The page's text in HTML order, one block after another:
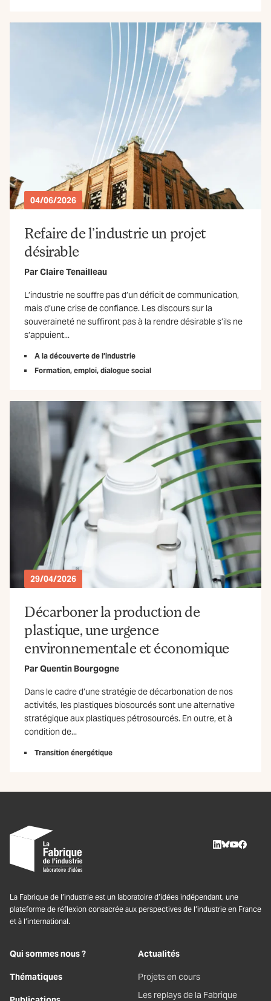
04/06/2026
Refaire de l’industrie un projet
désirable
ParClaire Tenailleau
L’industrie ne souffre pas d’un déficit de communication,
mais d’une crise de confiance. Les discours sur la
souveraineté ne suffiront pas à la rendre désirable s’ils ne
s’appuient...
A la découverte de l’industrie
Formation, emploi, dialogue social
29/04/2026
Décarboner la production de
plastique, une urgence
environnementale et économique
ParQuentin Bourgogne
Dans le cadre d’une stratégie de décarbonation de nos
activités, les plastiques biosourcés sont une alternative
stratégique aux plastiques pétrosourcés. En outre, et à
condition de...
Transition énergétique
La Fabrique de l’industrie est un laboratoire d’idées indépendant, une
plateforme de réflexion consacrée aux perspectives de l’industrie en France
et à l’international.
Qui sommes nous ?
Thématiques
Actualités
Projets en cours
Les replays de la Fabrique